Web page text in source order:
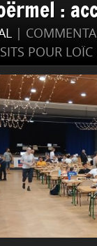
:
POUR LOÏC